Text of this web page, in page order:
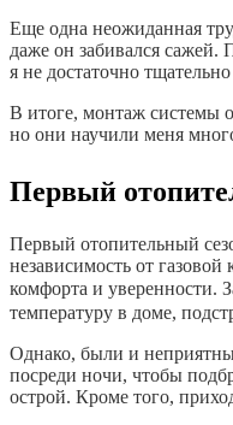
Еще одна неожиданная
даже он забивался сажей.
я не достаточно
В итоге, монтаж системы
но они научили меня
Первый
Первый отопительный
независимость от
комфорта и уверенности.
температуру в доме,
Однако, были и
посреди ночи, чтобы
острой. Кроме того,